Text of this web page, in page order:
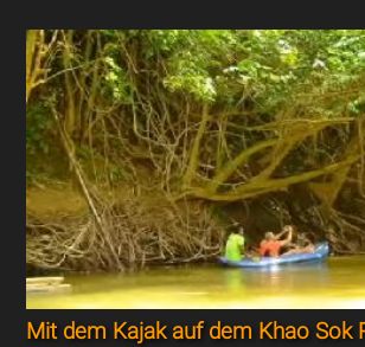
Mit dem Kajak auf dem Khao Sok